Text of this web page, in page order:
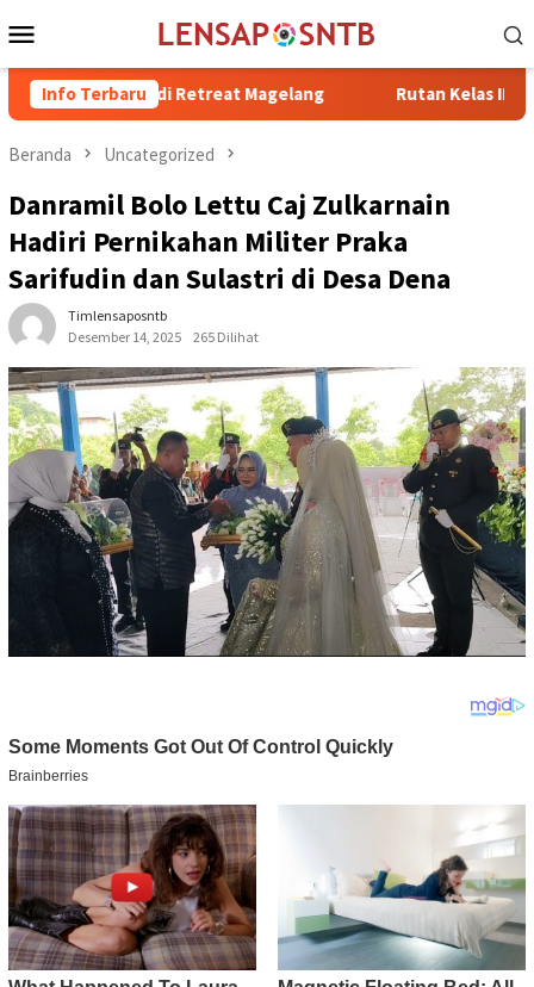
ke
Mobile
Info Terbaru
di Retreat Magelang Rutan Kelas IIB Raba Bima
Beranda Uncategorized
Danramil Bolo Lettu Caj Zulkarnain
Hadiri Pernikahan Militer Praka
Sarifudin dan Sulastri di Desa Dena
Timlensaposntb
Desember 14, 2025
265 Dilihat